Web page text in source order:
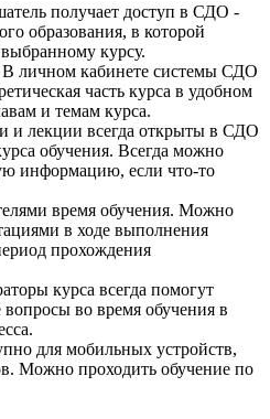
получает доступ в СДО -
образования, в которой
курсу.
В личном кабинете системы СДО
часть курса в удобном
и темам курса.
и лекции всегда открыты в СДО
обучения. Всегда можно
информацию, если что-то
время обучения. Можно
в ходе выполнения
прохождения
курса всегда помогут
во время обучения в
для мобильных устройств,
Можно проходить обучение по